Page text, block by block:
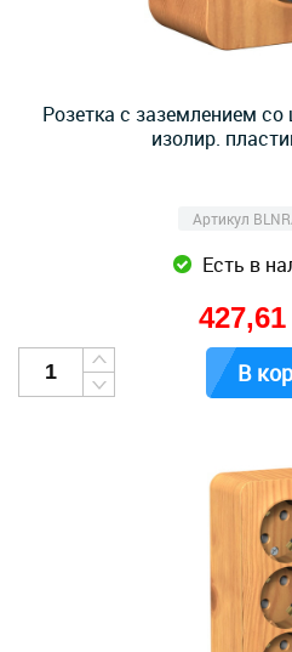
Розетка с заземлением
изолир.
Артикул
Есть в
427,61
В